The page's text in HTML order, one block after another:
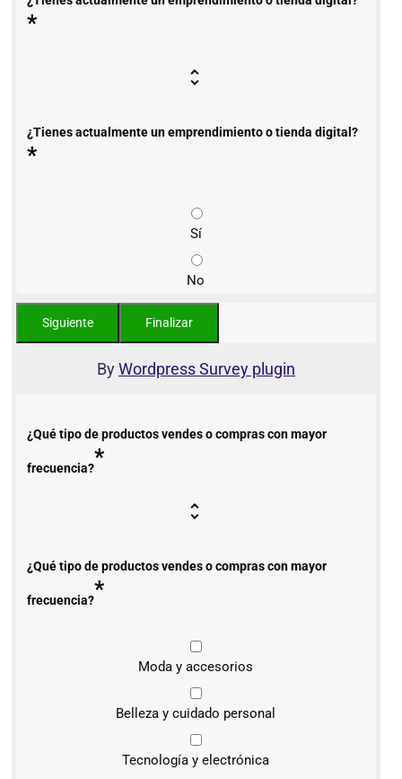
*
¿Tienes actualmente un emprendimiento o tienda digital?
*
Sí
No
ByWordpress Survey plugin
¿Qué tipo de productos vendes o compras con mayor
frecuencia?*
¿Qué tipo de productos vendes o compras con mayor
frecuencia?*
Moda y accesorios
Belleza y cuidado personal
Tecnología y electrónica